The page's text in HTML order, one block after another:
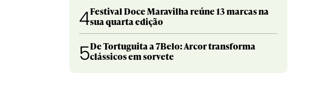
4Festival Doce Maravilha reúne 13 marcas na
sua quarta edição
5De Tortuguita a 7Belo: Arcor transforma
clássicos em sorvete